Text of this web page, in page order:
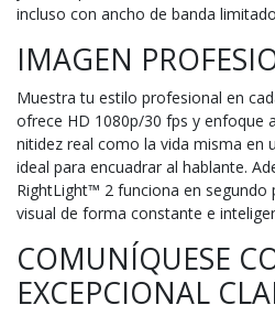
incluso con ancho de banda
IMAGEN
Muestra tu estilo profesional en
ofrece HD 1080p/30 fps y enfoque
nitidez real como la vida misma en
ideal para encuadrar al hablante.
RightLight™ 2 funciona en segundo
visual de forma constante e
COMUNÍQUESE
EXCEPCIONAL